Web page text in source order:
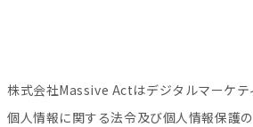
株式会社Massive Actはデジタルマーケ
個人情報に関する法令及び個人情報保護